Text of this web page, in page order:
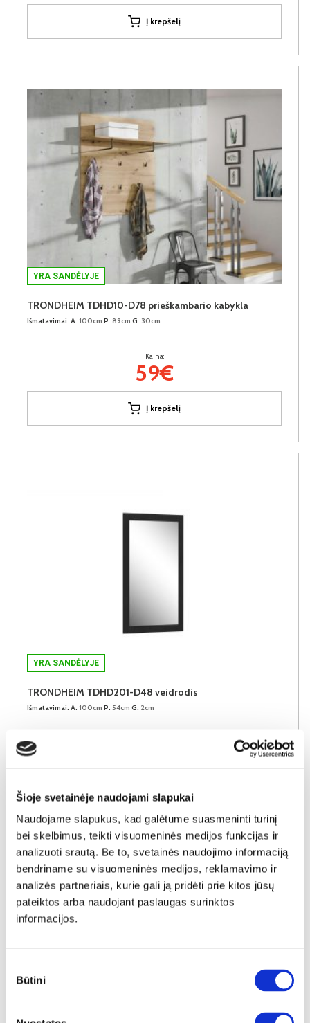
Šioje svetainėje naudojami slapukai
Naudojame slapukus, kad galėtume suasmeninti turinį
bei skelbimus, teikti visuomeninės medijos funkcijas ir
analizuoti srautą. Be to, svetainės naudojimo informaciją
bendriname su visuomeninės medijos, reklamavimo ir
analizės partneriais, kurie gali ją pridėti prie kitos jūsų
pateiktos arba naudojant paslaugas surinktos
informacijos.
pasirinkimas
Būtini
Į krepšelį
YRA SANDĖLYJE
TRONDHEIM TDHD10-D78 prieškambario kabykla
Išmatavimai: A: 100cm P: 89cm G: 30cm
Kaina:
59€
Į krepšelį
YRA SANDĖLYJE
TRONDHEIM TDHD201-D48 veidrodis
Išmatavimai: A: 100cm P: 54cm G: 2cm
Į krepšelį